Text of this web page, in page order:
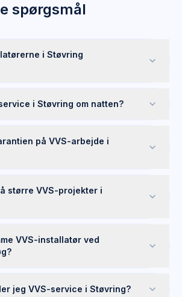
spørgsmål
i Støvring
i Støvring om natten?
på VVS-arbejde i
større VVS-projekter i
VVS-installatør ved
jeg VVS-service i Støvring?